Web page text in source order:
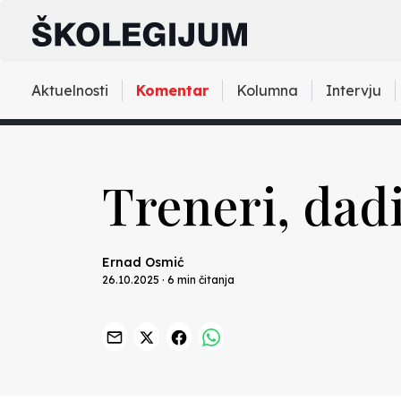
Aktuelnosti Komentar Kolumna Intervju
Treneri,
Ernad Osmić
26.10.2025 · 6 min čitanja